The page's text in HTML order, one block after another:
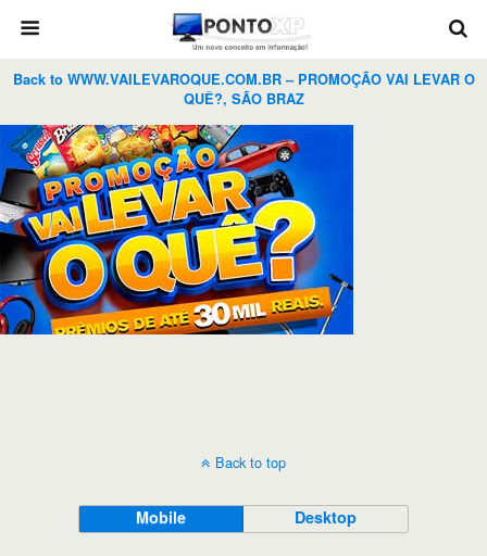
Back to WWW.VAILEVAROQUE.COM.BR – PROMOÇÃO VAI LEVAR O
QUÊ?, SÃO BRAZ
Back to top
Mobile Desktop